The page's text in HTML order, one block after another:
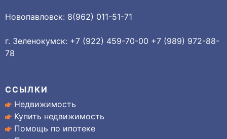
Новопавловск: 8(962) 011-51-71
г. Зеленокумск: +7 (922) 459-70-00 +7 (989) 972-88-
78
ССЫЛКИ
Недвижимость
Купить недвижимость
Помощь по ипотеке